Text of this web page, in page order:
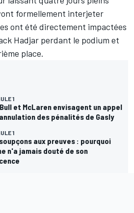
formellement interjeter
ont été directement impactées
Hadjar perdant le podium et
place.
1
et McLaren envisagent un appel
des pénalités de Gasly
1
aux preuves : pourquoi
n'a jamais douté de son